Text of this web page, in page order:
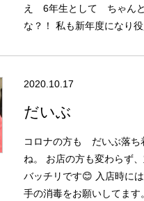
え 6年生として ちゃん
な？！ 私も新年度になり
2020.10.17
だいぶ
コロナの方も だいぶ落ち
ね。 お店の方も変わらず
バッチリです😊 入店時に
手の消毒をお願いしてます